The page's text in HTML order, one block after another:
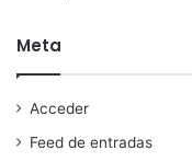
Meta
Acceder
Feed de entradas